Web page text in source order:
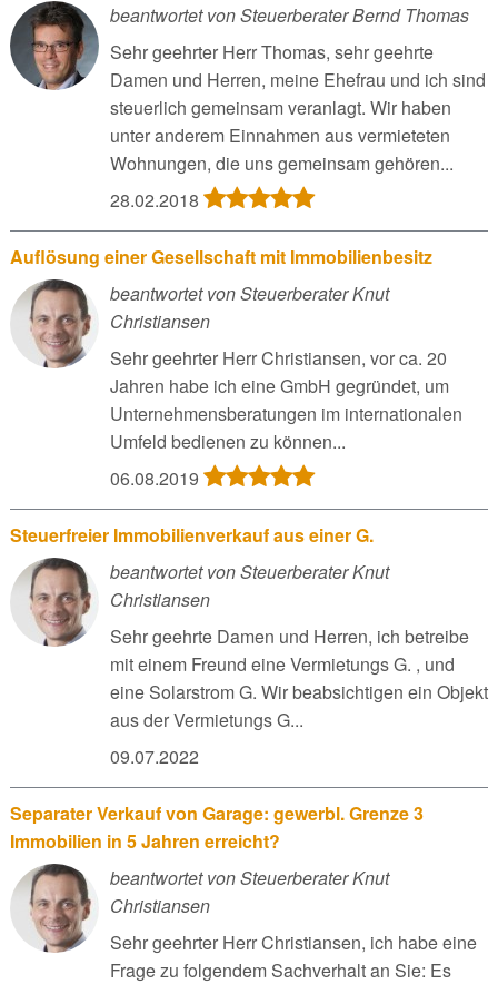
beantwortet von Steuerberater Bernd Thomas
Sehr geehrter Herr Thomas, sehr geehrte
Damen und Herren, meine Ehefrau und ich sind
steuerlich gemeinsam veranlagt. Wir haben
unter anderem Einnahmen aus vermieteten
Wohnungen, die uns gemeinsam gehören...
28.02.2018
Auflösung einer Gesellschaft mit Immobilienbesitz
beantwortet von Steuerberater Knut
Christiansen
Sehr geehrter Herr Christiansen, vor ca. 20
Jahren habe ich eine GmbH gegründet, um
Unternehmensberatungen im internationalen
Umfeld bedienen zu können...
06.08.2019
Steuerfreier Immobilienverkauf aus einer G.
beantwortet von Steuerberater Knut
Christiansen
Sehr geehrte Damen und Herren, ich betreibe
mit einem Freund eine Vermietungs G. , und
eine Solarstrom G. Wir beabsichtigen ein Objekt
aus der Vermietungs G...
09.07.2022
Separater Verkauf von Garage: gewerbl. Grenze 3
Immobilien in 5 Jahren erreicht?
beantwortet von Steuerberater Knut
Christiansen
Sehr geehrter Herr Christiansen, ich habe eine
Frage zu folgendem Sachverhalt an Sie: Es